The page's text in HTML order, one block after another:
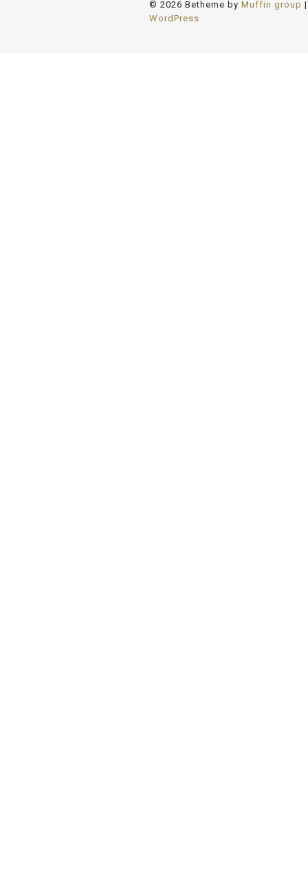
© 2026 Betheme by Muffin group
WordPress